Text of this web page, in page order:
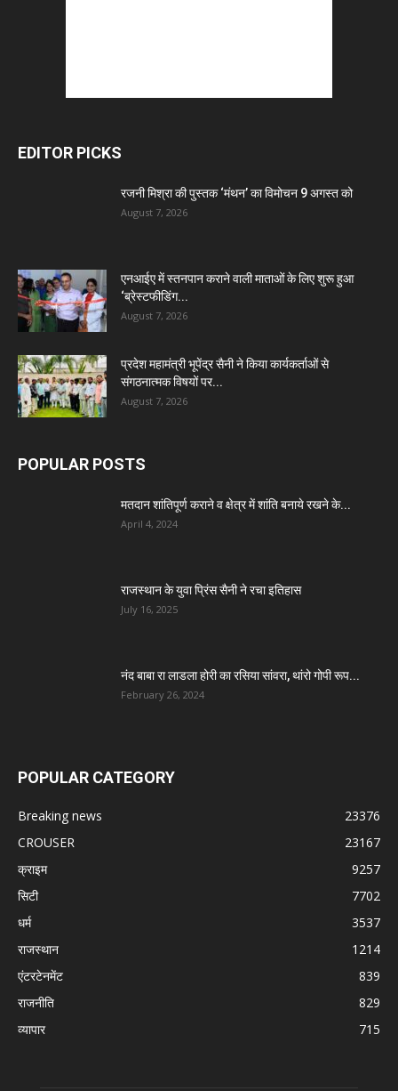
EDITOR PICKS
रजनी मिश्रा की पुस्तक ‘मंथन’ का विमोचन 9 अगस्त को
August 7, 2026
एनआईए में स्तनपान कराने वाली माताओं के लिए शुरू हुआ
‘ब्रेस्टफीडिंग...
August 7, 2026
प्रदेश महामंत्री भूपेंद्र सैनी ने किया कार्यकर्ताओं से
संगठनात्मक विषयों पर...
August 7, 2026
POPULAR POSTS
मतदान शांतिपूर्ण कराने व क्षेत्र में शांति बनाये रखने के...
April 4, 2024
राजस्थान के युवा प्रिंस सैनी ने रचा इतिहास
July 16, 2025
नंद बाबा रा लाडला होरी का रसिया सांवरा, थांरो गोपी रूप...
February 26, 2024
POPULAR CATEGORY
Breaking news
23376
CROUSER
23167
क्राइम
9257
सिटी
7702
धर्म
3537
राजस्थान
1214
एंटरटेनमेंट
839
राजनीति
829
व्यापार
715